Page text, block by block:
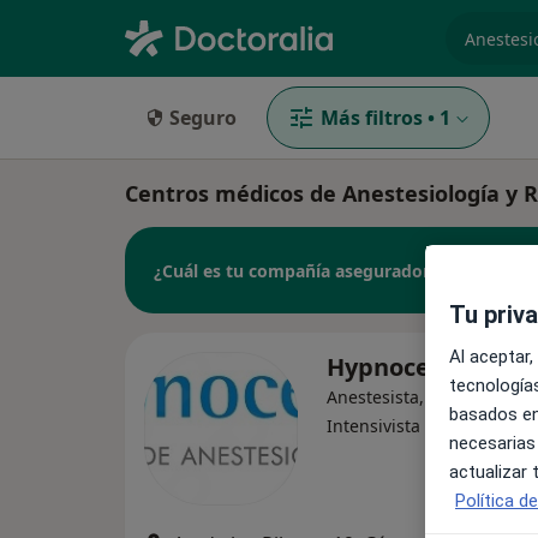
Seguro Más filtros • 1
Centros médicos de Anestesiología y
¿Cuál es tu compañía aseguradora?
Hypnoceres
Anestesista,
Intensivista
Tu
Al
basados
actualizar
Política